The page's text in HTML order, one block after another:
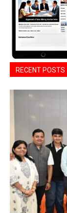
RECENT POSTS
बसना
बसना/
‘नीलांचल